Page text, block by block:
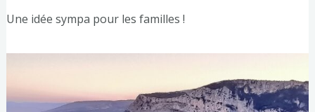
Une idée sympa pour les familles !